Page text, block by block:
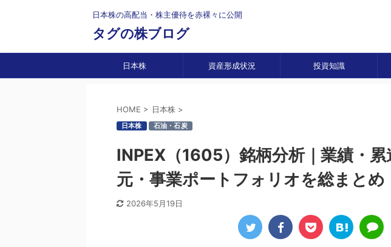
日本株の高配当・株主優待を赤裸々に公開
タグの株ブログ
日本株 資産形成状況 投資知識
HOME > 日本株 >
日本株 石油・石炭
INPEX（1605）銘柄分析｜業績・
元・事業ポートフォリオを総まとめ
2026年5月19日